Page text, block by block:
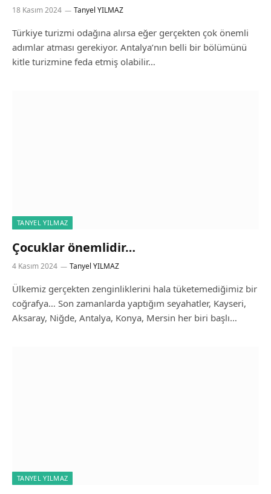
18 Kasım 2024 Tanyel YILMAZ
Türkiye turizmi odağına alırsa eğer gerçekten çok önemli
adımlar atması gerekiyor. Antalya’nın belli bir bölümünü
kitle turizmine feda etmiş olabilir…
TANYEL YILMAZ
Çocuklar önemlidir…
4 Kasım 2024 Tanyel YILMAZ
Ülkemiz gerçekten zenginliklerini hala tüketemediğimiz bir
coğrafya… Son zamanlarda yaptığım seyahatler, Kayseri,
Aksaray, Niğde, Antalya, Konya, Mersin her biri başlı…
TANYEL YILMAZ